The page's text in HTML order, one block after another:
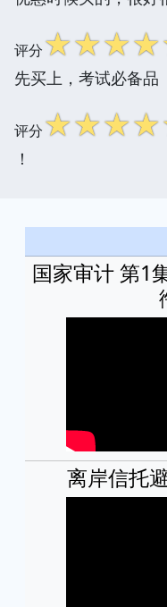
评分☆☆☆☆
先买上，考试必备品
评分☆☆☆☆
！
国家审计 第1
离岸信托